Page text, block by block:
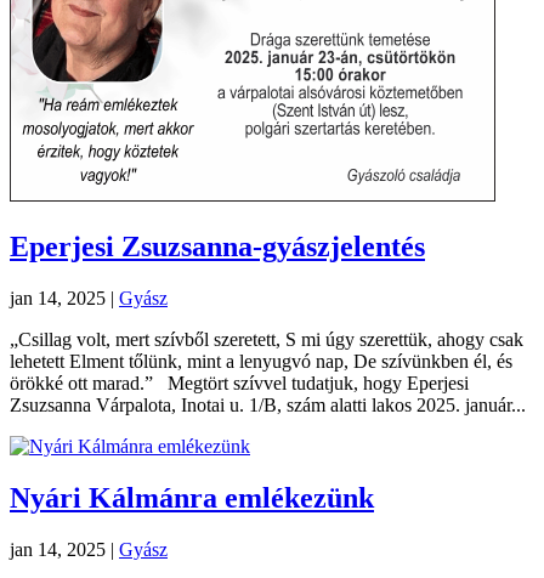
Eperjesi Zsuzsanna-gyászjelentés
jan 14, 2025 | Gyász
„Csillag volt, mert szívből szeretett, S mi úgy szerettük, ahogy csak
lehetett Elment tőlünk, mint a lenyugvó nap, De szívünkben él, és
örökké ott marad.” Megtört szívvel tudatjuk, hogy Eperjesi
Zsuzsanna Várpalota, Inotai u. 1/B, szám alatti lakos 2025. január...
Nyári Kálmánra emlékezünk
jan 14, 2025 | Gyász